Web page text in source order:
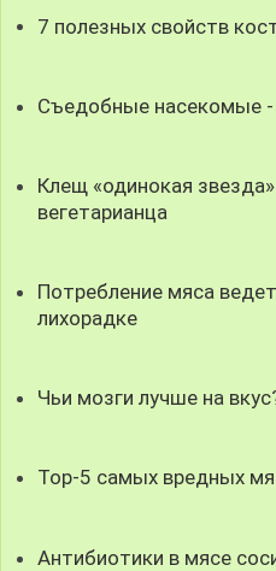
7 полезных свойств
Съедобные насекомые
Клещ «одинокая
вегетарианца
Потребление мяса
лихорадке
Чьи мозги лучше на
Top-5 самых вредных
Антибиотики в мясе